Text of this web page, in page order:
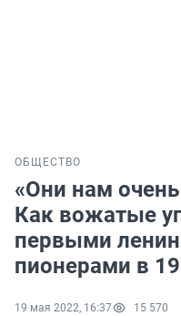
ОБЩЕСТВО
«Они нам
Как вожатые
первыми
пионерами в
19 мая 2022, 16:37 15 570